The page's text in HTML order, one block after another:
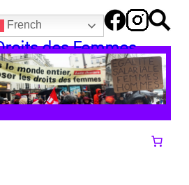
French
des Femmes